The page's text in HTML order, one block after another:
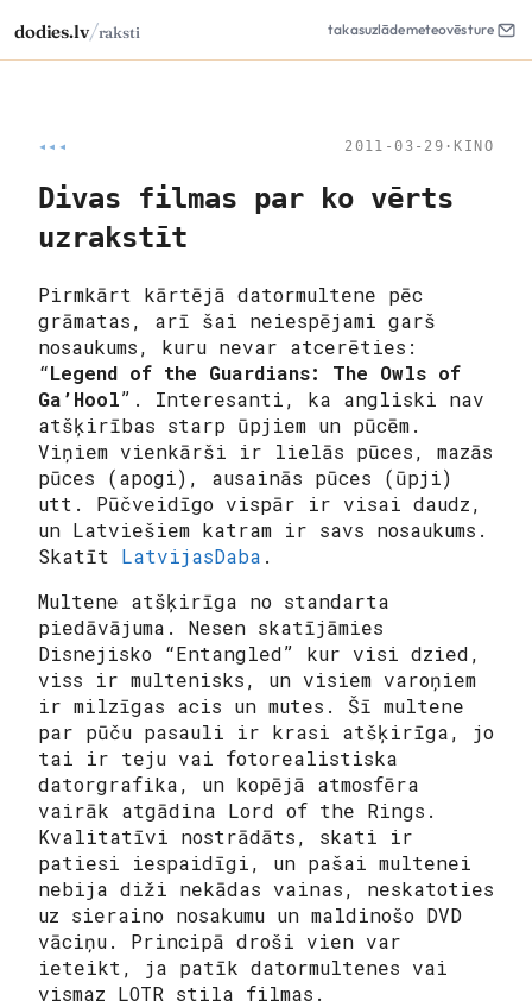
dodies.lv/raksti takasuzlādemeteovēsture
◂◂◂ 2011-03-29 · KINO
Divas filmas par ko vērts
uzrakstīt
Pirmkārt kārtējā datormultene pēc
grāmatas, arī šai neiespējami garš
nosaukums, kuru nevar atcerēties:
“Legend of the Guardians: The Owls of
Ga’Hool”. Interesanti, ka angliski nav
atšķirības starp ūpjiem un pūcēm.
Viņiem vienkārši ir lielās pūces, mazās
pūces (apogi), ausainās pūces (ūpji)
utt. Pūčveidīgo vispār ir visai daudz,
un Latviešiem katram ir savs nosaukums.
Skatīt LatvijasDaba .
Multene atšķirīga no standarta
piedāvājuma. Nesen skatījāmies
Disnejisko “Entangled” kur visi dzied,
viss ir multenisks, un visiem varoņiem
ir milzīgas acis un mutes. Šī multene
par pūču pasauli ir krasi atšķirīga, jo
tai ir teju vai fotorealistiska
datorgrafika, un kopējā atmosfēra
vairāk atgādina Lord of the Rings.
Kvalitatīvi nostrādāts, skati ir
patiesi iespaidīgi, un pašai multenei
nebija diži nekādas vainas, neskatoties
uz sieraino nosakumu un maldinošo DVD
vāciņu. Principā droši vien var
ieteikt, ja patīk datormultenes vai
vismaz LOTR stila filmas.